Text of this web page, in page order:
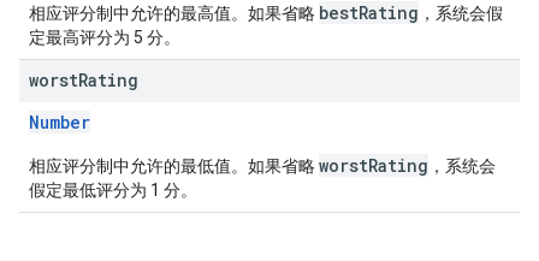
相应评分制中允许的最高值。如果省略 bestRating ，系统会假
定最高评分为 5 分。
worstRating
Number
相应评分制中允许的最低值。如果省略worstRating ，系统会
假定最低评分为 1 分。